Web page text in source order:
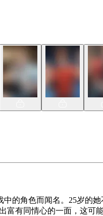
的角色而闻名。25岁
有同情心的一面，这